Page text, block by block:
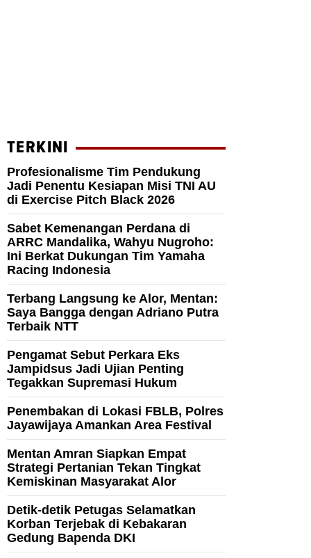
TERKINI
Profesionalisme Tim Pendukung
Jadi Penentu Kesiapan Misi TNI AU
di Exercise Pitch Black 2026
Sabet Kemenangan Perdana di
ARRC Mandalika, Wahyu Nugroho:
Ini Berkat Dukungan Tim Yamaha
Racing Indonesia
Terbang Langsung ke Alor, Mentan:
Saya Bangga dengan Adriano Putra
Terbaik NTT
Pengamat Sebut Perkara Eks
Jampidsus Jadi Ujian Penting
Tegakkan Supremasi Hukum
Penembakan di Lokasi FBLB, Polres
Jayawijaya Amankan Area Festival
Mentan Amran Siapkan Empat
Strategi Pertanian Tekan Tingkat
Kemiskinan Masyarakat Alor
Detik-detik Petugas Selamatkan
Korban Terjebak di Kebakaran
Gedung Bapenda DKI